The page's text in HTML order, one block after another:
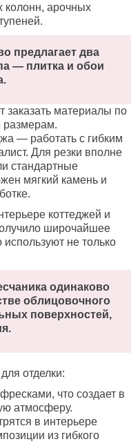
колонн, арочных
предлагает два
— плитка и обои
заказать материалы по
размерам.
— работать с гибким
Для резки вполне
стандартные
мягкий камень и
коттеджей и
широчайшее
не только
одинаково
облицовочного
поверхностей,
отделки:
что создает в
атмосферу.
в интерьере
из гибкого